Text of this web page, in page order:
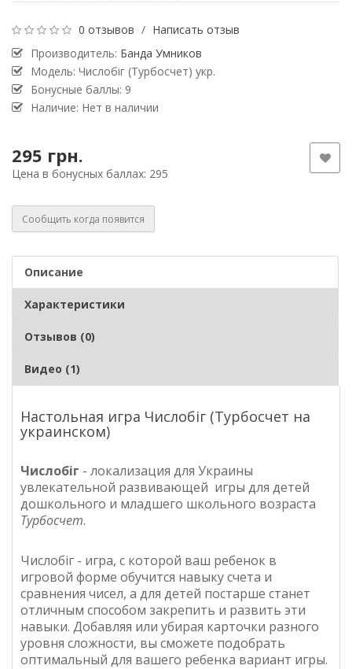
0 отзывов / Написать отзыв
Производитель: Банда Умников
Модель: Числобіг (Турбосчет) укр.
Бонусные баллы: 9
Наличие: Нет в наличии
295 грн.
Цена в бонусных баллах: 295
Сообщить когда появится
Описание
Характеристики
Отзывов (0)
Видео (1)
Настольная игра Числобіг (Турбосчет на
украинском)
Числобіг - локализация для Украины
увлекательной развивающей игры для детей
дошкольного и младшего школьного возраста
Турбосчет.
Числобіг - игра, с которой ваш ребенок в
игровой форме обучится навыку счета и
сравнения чисел, а для детей постарше станет
отличным способом закрепить и развить эти
навыки. Добавляя или убирая карточки разного
уровня сложности, вы сможете подобрать
оптимальный для вашего ребенка вариант игры.